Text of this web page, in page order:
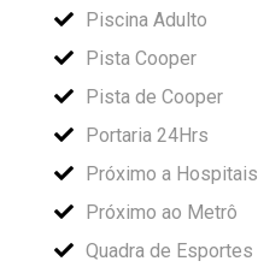
Piscina Adulto
Pista Cooper
Pista de Cooper
Portaria 24Hrs
Próximo a Hospitais
Próximo ao Metrô
Quadra de Esportes